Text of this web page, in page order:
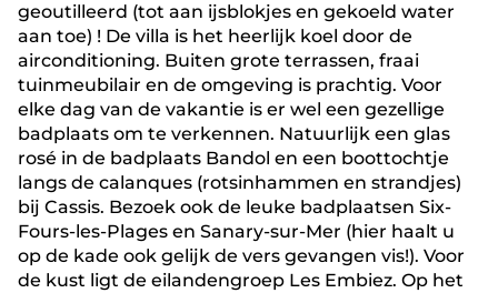
geoutilleerd (tot aan ijsblokjes en gekoeld water
aan toe) ! De villa is het heerlijk koel door de
airconditioning. Buiten grote terrassen, fraai
tuinmeubilair en de omgeving is prachtig. Voor
elke dag van de vakantie is er wel een gezellige
badplaats om te verkennen. Natuurlijk een glas
rosé in de badplaats Bandol en een boottochtje
langs de calanques (rotsinhammen en strandjes)
bij Cassis. Bezoek ook de leuke badplaatsen Six-
Fours-les-Plages en Sanary-sur-Mer (hier haalt u
op de kade ook gelijk de vers gevangen vis!). Voor
de kust ligt de eilandengroep Les Embiez. Op het